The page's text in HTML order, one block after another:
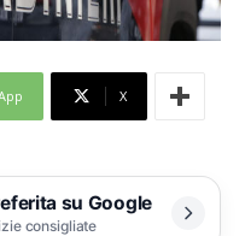
X
su Google
consigliate